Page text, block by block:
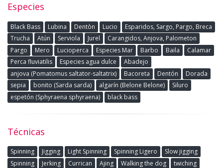
Especies
Black Bass Lubina Dentòn Lucio
Esparidos, Sargo, Pargo, Breca
Trucha
Atún Serviola Jurel
Carangidos, Anjova, Palometon
Pargo
Mero Lucioperca Especies Mar Barbo Baila
Calamar
Perca fluviatilis
Especies agua dulce
Abadejo
anjova (Pomatomus saltator-saltatrix)
Bacoreta Dentón
Dorada
sepia
bonito (Sarda sarda) algarín (Belone Belone)
Siluro
espetón (Sphyraena sphyraena)
black bass
Técnicas
Spinning Jigging Light Spinning Spinning Ligero
Slow jigging
Spinning
Jerking Currican Ajing Walking the dog
twiching